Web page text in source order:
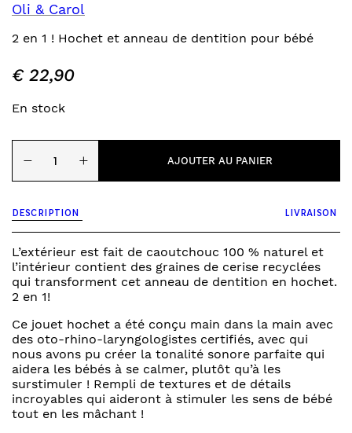
Oli & Carol
2 en 1 ! Hochet et anneau de dentition pour bébé
€22,90
En stock
de
chou-
fleur
− + AJOUTER AU PANIER
DESCRIPTION LIVRAISON
L’extérieur est fait de caoutchouc 100 % naturel et
l’intérieur contient des graines de cerise recyclées
qui transforment cet anneau de dentition en hochet.
2 en 1!
Ce jouet hochet a été conçu main dans la main avec
des oto-rhino-laryngologistes certifiés, avec qui
nous avons pu créer la tonalité sonore parfaite qui
aidera les bébés à se calmer, plutôt qu’à les
surstimuler ! Rempli de textures et de détails
incroyables qui aideront à stimuler les sens de bébé
tout en les mâchant !